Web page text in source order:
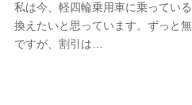
(https://pshoken.co.jp/)
リトルファミリー少額短期
(https://www.littlefamily-
私は今、軽四輪乗用車に乗ってい
換えたいと思っています。ずっと
ですが、割引は…